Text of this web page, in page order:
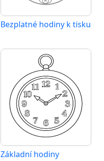
Bezplatné hodiny k tisku
Základní hodiny